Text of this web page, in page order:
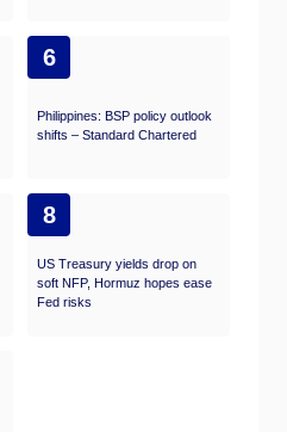
6
Philippines: BSP policy outlook
shifts – Standard Chartered
8
US Treasury yields drop on
soft NFP, Hormuz hopes ease
Fed risks